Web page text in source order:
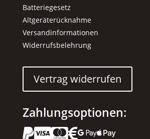
Batteriegesetz
Altgeräterücknahme
Versandinformationen
Widerrufsbelehrung
Vertrag widerrufen
Zahlungsoptionen:
 